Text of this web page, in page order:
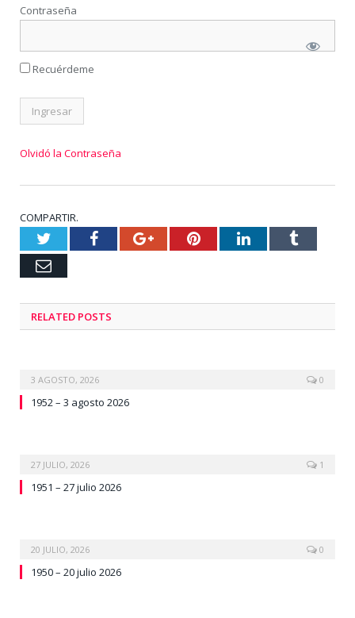
Contraseña
Recuérdeme
Olvidó la Contraseña
COMPARTIR.
TwitterFacebookGoogle+PinterestLinkedInTumblr
Email
RELATED POSTS
3 AGOSTO, 2026 0
1952 – 3 agosto 2026
27 JULIO, 2026 1
1951 – 27 julio 2026
20 JULIO, 2026 0
1950 – 20 julio 2026